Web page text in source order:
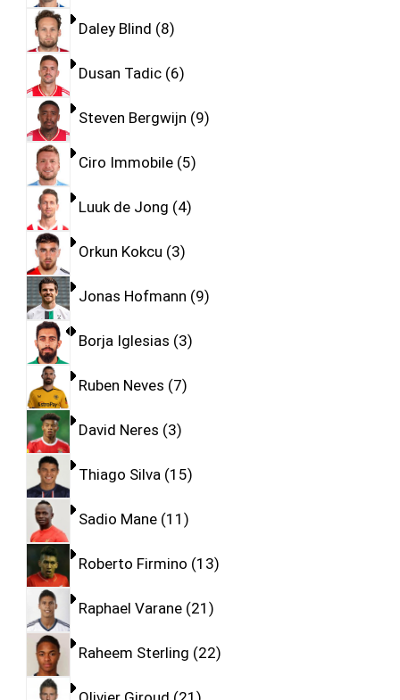
Daley Blind 8
Dusan Tadic 6
Steven Bergwijn 9
Ciro Immobile 5
Luuk de Jong 4
Orkun Kokcu 3
Jonas Hofmann 9
Borja Iglesias 3
Ruben Neves 7
David Neres 3
Thiago Silva 15
Sadio Mane 11
Roberto Firmino 13
Raphael Varane 21
Raheem Sterling 22